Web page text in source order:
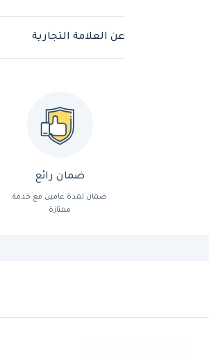
عن العلامة التجارية
ضمان رائع
ضمان لمدة عامين مع خدمة
ممتازة